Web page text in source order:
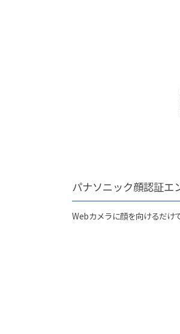
パナソニック顔認証エ
Webカメラに顔を向けるだけ